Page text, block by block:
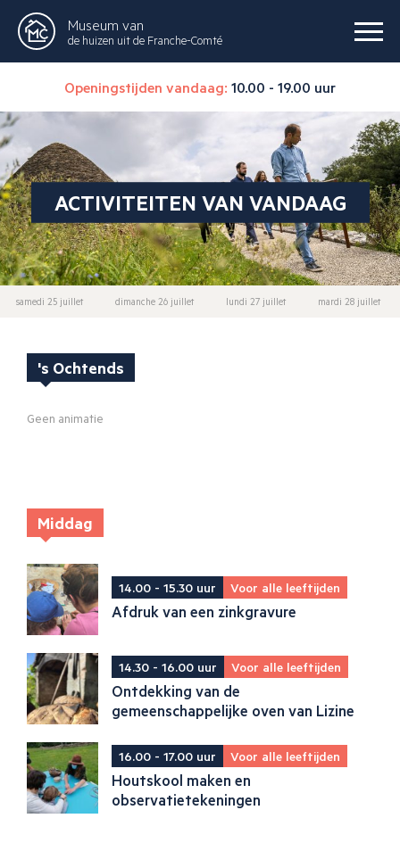
Museum van
de huizen uit de Franche-Comté
Openingstijden vandaag: 10.00 - 19.00 uur
ACTIVITEITEN VAN VANDAAG
samedi 25 juillet dimanche 26 juillet lundi 27 juillet mardi 28 juillet
's Ochtends
Geen animatie
Middag
14.00 - 15.30 uur Voor alle leeftijden
Afdruk van een zinkgravure
14.30 - 16.00 uur Voor alle leeftijden
Ontdekking van de
gemeenschappelijke oven van Lizine
16.00 - 17.00 uur Voor alle leeftijden
Houtskool maken en
observatietekeningen